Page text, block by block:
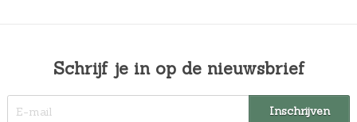
Schrijf je in op de nieuwsbrief